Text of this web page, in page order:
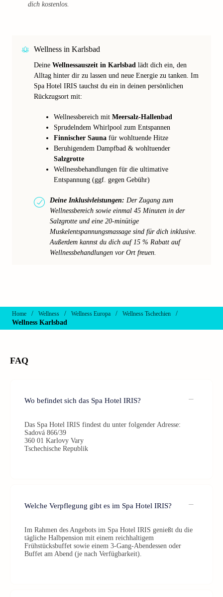
dich kostenlos.
Wellness in Karlsbad
Deine Wellnessauszeit in Karlsbad lädt dich ein, den
Alltag hinter dir zu lassen und neue Energie zu tanken. Im
Spa Hotel IRIS tauchst du ein in deinen persönlichen
Rückzugsort mit:
Wellnessbereich mit Meersalz-Hallenbad
Sprudelndem Whirlpool zum Entspannen
Finnischer Sauna für wohltuende Hitze
Beruhigendem Dampfbad & wohltuender
Salzgrotte
Wellnessbehandlungen für die ultimative
Entspannung (ggf. gegen Gebühr)
Deine Inklusivleistungen: Der Zugang zum
Wellnessbereich sowie einmal 45 Minuten in der
Salzgrotte und eine 20-minütige
Muskelentspannungsmassage sind für dich inklusive.
Außerdem kannst du dich auf 15 % Rabatt auf
Wellnessbehandlungen vor Ort freuen.
Home / Wellness / Wellness Europa / Wellness Tschechien
/
Wellness Karlsbad
FAQ
Wo befindet sich das Spa Hotel IRIS?
Das Spa Hotel IRIS findest du unter folgender Adresse:
Sadová 866/39
360 01 Karlovy Vary
Tschechische Republik
Welche Verpflegung gibt es im Spa Hotel IRIS?
Im Rahmen des Angebots im Spa Hotel IRIS genießt du die
tägliche Halbpension mit einem reichhaltigem
Frühstücksbuffet sowie einem 3-Gang-Abendessen oder
Buffet am Abend (je nach Verfügbarkeit).